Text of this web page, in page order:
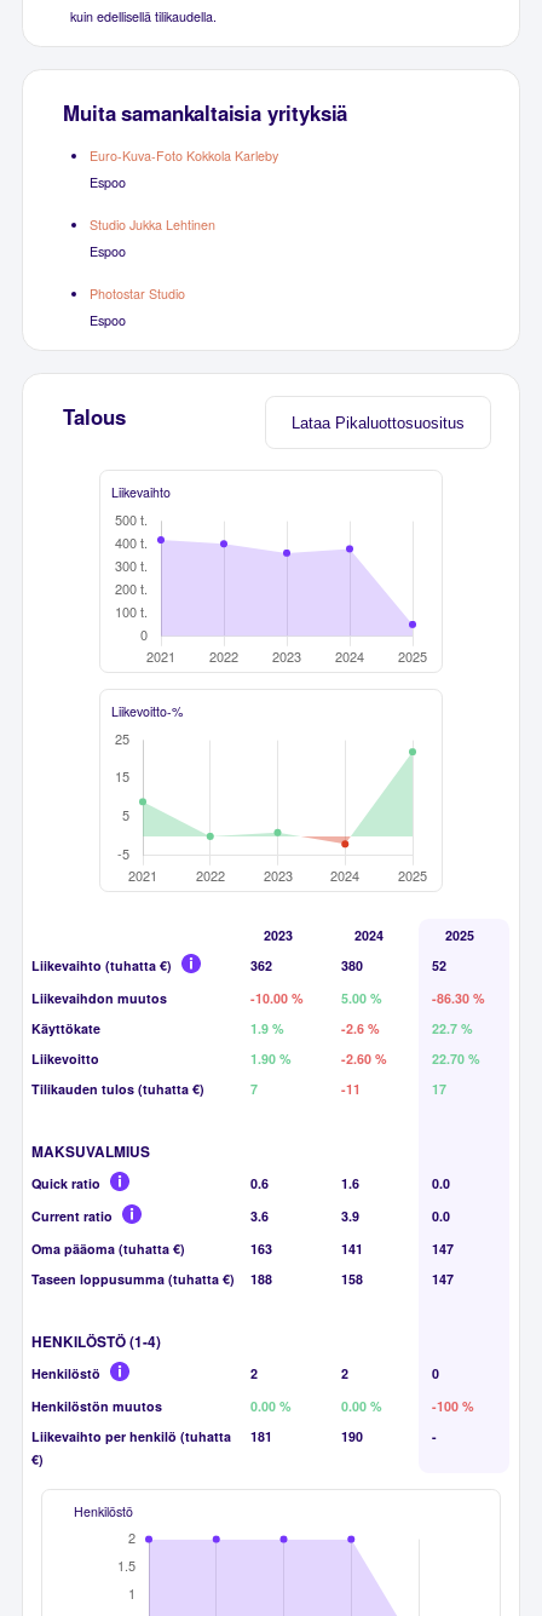
kuin edellisellä tilikaudella.
Muita samankaltaisia yrityksiä
Euro-Kuva-Foto Kokkola Karleby
Espoo
Studio Jukka Lehtinen
Espoo
Photostar Studio
Espoo
Lataa Pikaluottosuositus
Talous
Liikevaihto
Liikevoitto-%
2023 2024
2025
Liikevaihto (tuhatta €)
362 380
52
Liikevaihdon muutos
-10.00 % 5.00 %
-86.30 %
Käyttökate
1.9 % -2.6 %
22.7 %
Liikevoitto
1.90 % -2.60 %
22.70 %
Tilikauden tulos (tuhatta €)
7 -11 17
MAKSUVALMIUS
Quick ratio 0.6 1.6
0.0
Current ratio
3.6 3.9
0.0
Oma pääoma (tuhatta €)
163 141
147
Taseen loppusumma (tuhatta €)
188 158 147
HENKILÖSTÖ (1-4)
Henkilöstö 2 2
0
Henkilöstön muutos
0.00 % 0.00 %
-100 %
Liikevaihto per henkilö (tuhatta
€)
181 190 -
Henkilöstö